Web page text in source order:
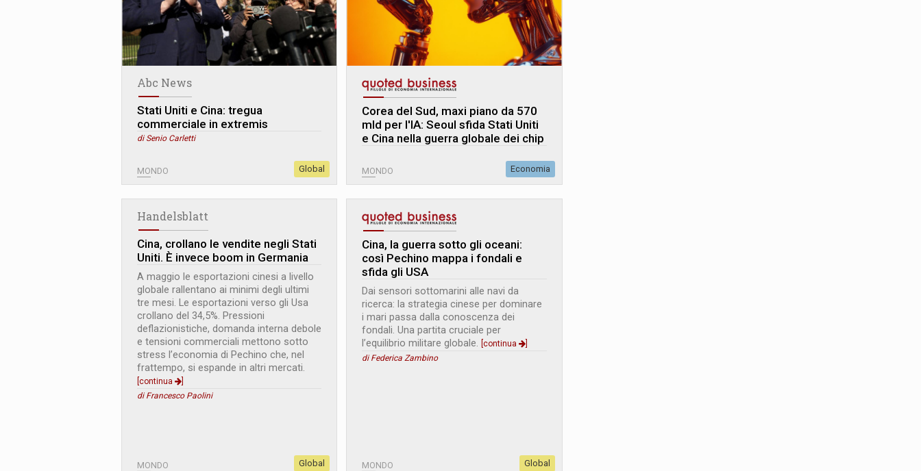
Abc News
Stati Uniti e Cina: tregua
commerciale in extremis
di Senio Carletti
MONDO Global
Corea del Sud, maxi piano da 570
mld per l'IA: Seoul sfida Stati Uniti
e Cina nella guerra globale dei chip
MONDO Economia
Handelsblatt
Cina, crollano le vendite negli Stati
Uniti. È invece boom in Germania
A maggio le esportazioni cinesi a livello
globale rallentano ai minimi degli ultimi
tre mesi. Le esportazioni verso gli Usa
crollano del 34,5%. Pressioni
deflazionistiche, domanda interna debole
e tensioni commerciali mettono sotto
stress l’economia di Pechino che, nel
frattempo, si espande in altri mercati.
[continua
di Francesco Paolini
MONDO Global
Cina, la guerra sotto gli oceani:
così Pechino mappa i fondali e
sfida gli USA
Dai sensori sottomarini alle navi da
ricerca: la strategia cinese per dominare
i mari passa dalla conoscenza dei
fondali. Una partita cruciale per
l’equilibrio militare globale. [continua
di Federica Zambino
MONDO Global